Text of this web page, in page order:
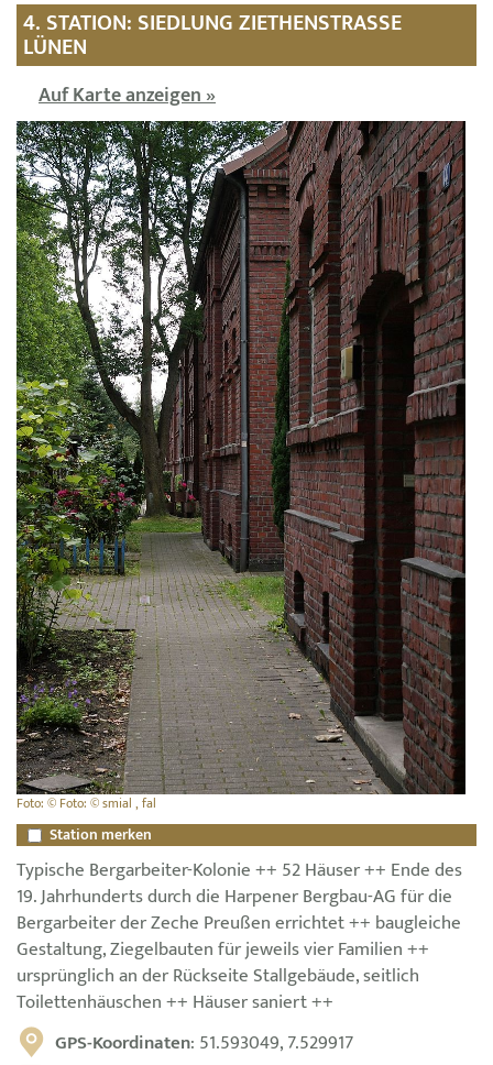
4. STATION: SIEDLUNG ZIETHENSTRASSE L
ÜNEN
Auf Karte anzeigen »
Foto: © Foto: © smial , fal
Station merken
Typische Bergarbeiter-Kolonie ++ 52 Häuser ++ Ende des
19. Jahrhunderts durch die Harpener Bergbau-AG für die
Bergarbeiter der Zeche Preußen errichtet ++ baugleiche
Gestaltung, Ziegelbauten für jeweils vier Familien ++
ursprünglich an der Rückseite Stallgebäude, seitlich
Toilettenhäuschen ++ Häuser saniert ++
GPS-Koordinaten: 51.593049, 7.529917